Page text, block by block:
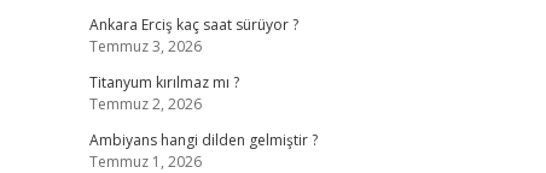
Ankara Erciş kaç saat sürüyor ?
Temmuz 3, 2026
Titanyum kırılmaz mı ?
Temmuz 2, 2026
Ambiyans hangi dilden gelmiştir ?
Temmuz 1, 2026